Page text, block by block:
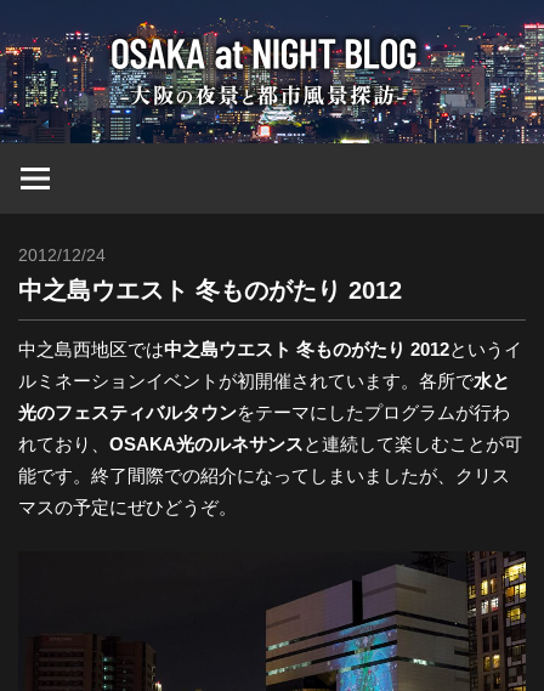
ン
テ
ン
ツ
大
阪
ブ
ロ
-
大
2012/12/24
中之島ウエスト 冬ものがたり 2012
中之島西地区では中之島ウエスト 冬ものがたり 2012というイ
ルミネーションイベントが初開催されています。各所で水と
光のフェスティバルタウンをテーマにしたプログラムが行わ
れており、 OSAKA光のルネサンスと連続して楽しむことが可
能です。終了間際での紹介になってしまいましたが、クリス
マスの予定にぜひどうぞ。